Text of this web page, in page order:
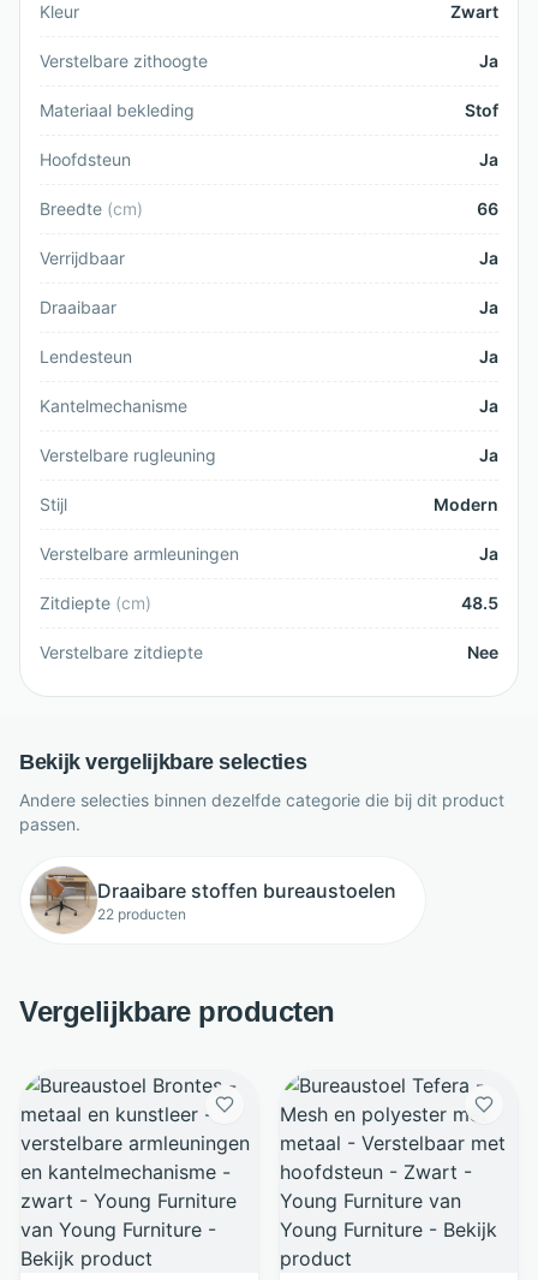
Kleur Zwart
Verstelbare zithoogte Ja
Materiaal bekleding Stof
Hoofdsteun Ja
Breedte (cm) 66
Verrijdbaar Ja
Draaibaar Ja
Lendesteun Ja
Kantelmechanisme Ja
Verstelbare rugleuning Ja
Stijl Modern
Verstelbare armleuningen Ja
Zitdiepte (cm) 48.5
Verstelbare zitdiepte Nee
Bekijk vergelijkbare selecties
Andere selecties binnen dezelfde categorie die bij dit product
passen.
Draaibare stoffen bureaustoelen
22 producten
Vergelijkbare producten